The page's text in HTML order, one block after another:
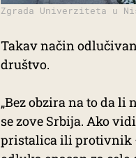
Zgrada Univerziteta u
Takav način
društvo.
„Bez obzira na to da
se zove Srbija. Ako
pristalica ili protivnik